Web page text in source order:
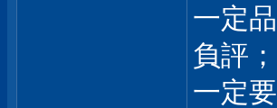
一定
負評
一定